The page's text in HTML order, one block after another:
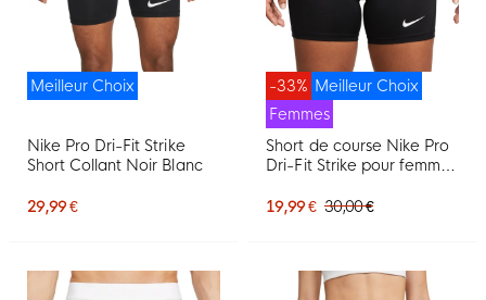
Meilleur Choix
Nike Pro Dri-Fit Strike
Short Collant Noir Blanc
29,99 €
Meilleur Choix
-33%
Femmes
Short de course Nike Pro
Dri-Fit Strike pour femme,
19,99 € 30,00 €